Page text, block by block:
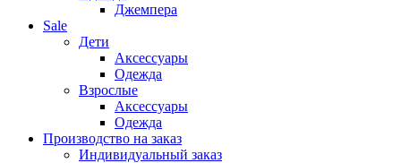
Джемпера
Sale
Дети
Аксессуары
Одежда
Взрослые
Аксессуары
Одежда
Производство на заказ
Индивидуальный заказ